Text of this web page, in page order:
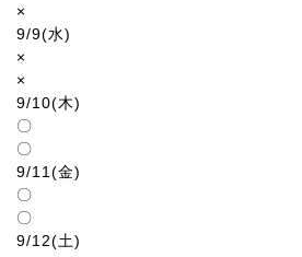
×
9/9(水)
×
×
9/10(木)
〇
〇
9/11(金)
〇
〇
9/12(土)